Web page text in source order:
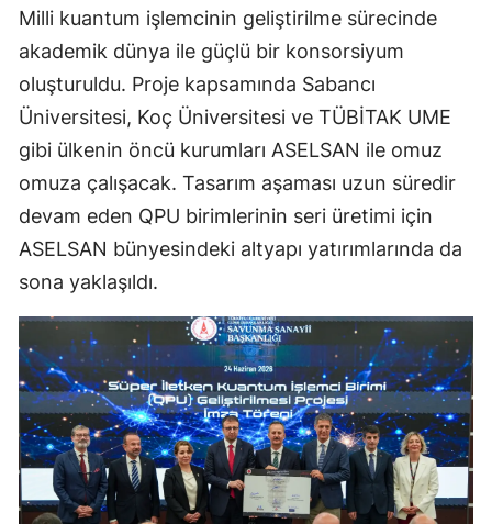
Milli kuantum işlemcinin geliştirilme sürecinde
akademik dünya ile güçlü bir konsorsiyum
oluşturuldu. Proje kapsamında Sabancı
Üniversitesi, Koç Üniversitesi ve TÜBİTAK UME
gibi ülkenin öncü kurumları ASELSAN ile omuz
omuza çalışacak. Tasarım aşaması uzun süredir
devam eden QPU birimlerinin seri üretimi için
ASELSAN bünyesindeki altyapı yatırımlarında da
sona yaklaşıldı.